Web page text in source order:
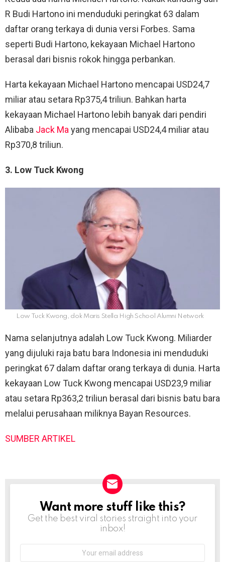
R Budi Hartono ini menduduki peringkat 63 dalam
daftar orang terkaya di dunia versi Forbes. Sama
seperti Budi Hartono, kekayaan Michael Hartono
berasal dari bisnis rokok hingga perbankan.
Harta kekayaan Michael Hartono mencapai USD24,7
miliar atau setara Rp375,4 triliun. Bahkan harta
kekayaan Michael Hartono lebih banyak dari pendiri
Alibaba Jack Mayang mencapai USD24,4 miliar atau
Rp370,8 triliun.
3. Low Tuck Kwong
Low Tuck Kwong, dok Maris Stella High School Alumni Network
Nama selanjutnya adalah Low Tuck Kwong. Miliarder
yang dijuluki raja batu bara Indonesia ini menduduki
peringkat 67 dalam daftar orang terkaya di dunia. Harta
kekayaan Low Tuck Kwong mencapai USD23,9 miliar
atau setara Rp363,2 triliun berasal dari bisnis batu bara
melalui perusahaan miliknya Bayan Resources.
SUMBER ARTIKEL
NEWSLETTER
Want more stuff like this?
Get the best viral stories straight into your
inbox!